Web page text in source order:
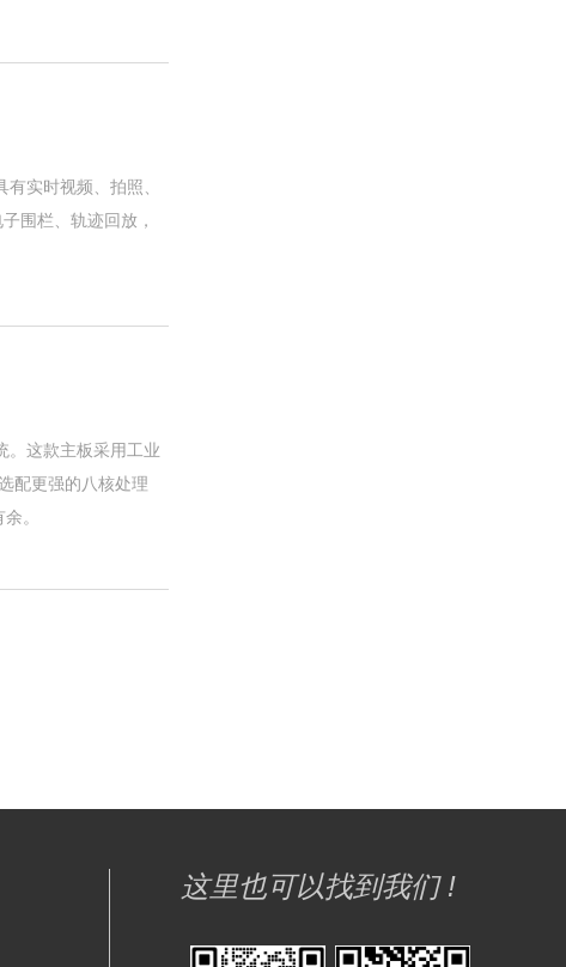
实时视频、拍照、
围栏、轨迹回放，
。这款主板采用工业
配更强的八核处理
。
这里也可以找到我们 !